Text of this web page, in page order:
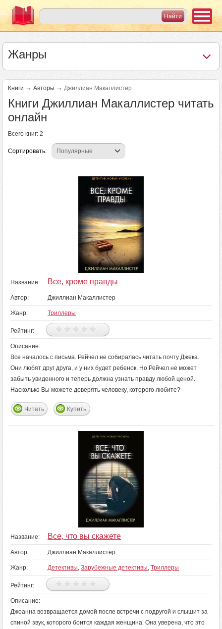
Жанры
Книги → Авторы → Джиллиан Макаллистер
Книги Джиллиан Макаллистер читать
онлайн
Всего книг: 2
Сортировать:
Название: Все, кроме правды
Автор: Джиллиан Макаллистер
Жанр: Триллеры
Рейтинг:
Описание:
Все началось с письма. Рейчел не собиралась читать почту Джека.
Они любят друг друга, и у них будет ребенок. Но Рейчел не может
забыть увиденного и теперь должна узнать правду любой ценой.
Насколько Вы можете доверять человеку, которого любите?
Читать Купить
Название: Все, что вы скажете
Автор: Джиллиан Макаллистер
Жанр: Детективы, Зарубежные детективы, Триллеры
Рейтинг:
Описание:
Джоанна возвращается домой после встречи с подругой и слышит за
спиной звук, которого боится каждая женщина. Она уверена, что это